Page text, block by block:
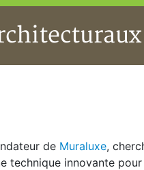
de Muraluxe,
technique innovante